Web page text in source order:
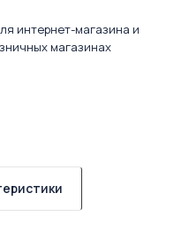
интернет-магазина и
магазинах